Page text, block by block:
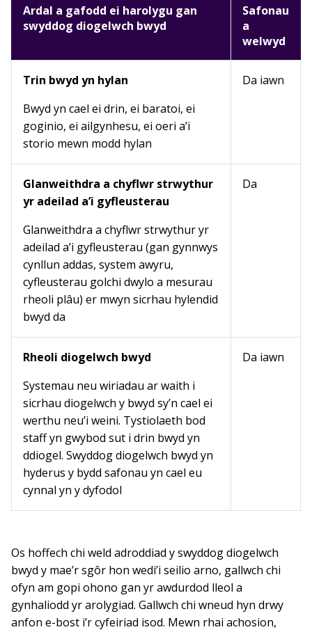
Ardal a gafodd ei harolygu gan
swyddog diogelwch bwyd
Safonau
a
welwyd
Trin bwyd yn hylan
Bwyd yn cael ei drin, ei baratoi, ei
goginio, ei ailgynhesu, ei oeri a’i
storio mewn modd hylan
Da iawn
Glanweithdra a chyflwr strwythur
yr adeilad a’i gyfleusterau
Glanweithdra a chyflwr strwythur yr
adeilad a’i gyfleusterau (gan gynnwys
cynllun addas, system awyru,
cyfleusterau golchi dwylo a mesurau
rheoli plâu) er mwyn sicrhau hylendid
bwyd da
Da
Rheoli diogelwch bwyd
Systemau neu wiriadau ar waith i
sicrhau diogelwch y bwyd sy’n cael ei
werthu neu’i weini. Tystiolaeth bod
staff yn gwybod sut i drin bwyd yn
ddiogel. Swyddog diogelwch bwyd yn
hyderus y bydd safonau yn cael eu
cynnal yn y dyfodol
Da iawn
Os hoffech chi weld adroddiad y swyddog diogelwch
bwyd y mae’r sgôr hon wedi’i seilio arno, gallwch chi
ofyn am gopi ohono gan yr awdurdod lleol a
gynhaliodd yr arolygiad. Gallwch chi wneud hyn drwy
anfon e-bost i’r cyfeiriad isod. Mewn rhai achosion,